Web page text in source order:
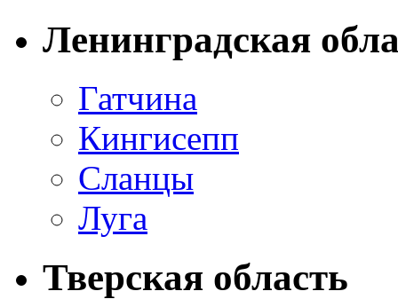
Ленинградская
Гатчина
Кингисепп
Сланцы
Луга
Тверская область